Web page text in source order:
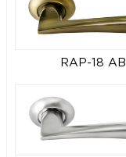
RAP-18 AB